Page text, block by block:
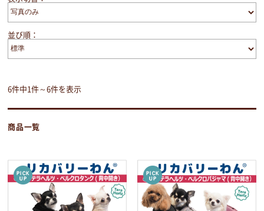
並び順：
6件中1件～6件を表示
商品一覧